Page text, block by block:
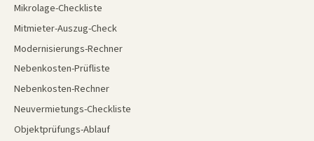
Mikrolage-Checkliste
Mitmieter-Auszug-Check
Modernisierungs-Rechner
Nebenkosten-Prüfliste
Nebenkosten-Rechner
Neuvermietungs-Checkliste
Objektprüfungs-Ablauf